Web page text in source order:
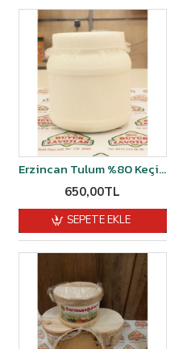
Erzincan Tulum %80 Keçi Sütü % 20 Koyun Sütü Şirden Mayalı 1 kğ
650,00TL
SEPETE EKLE